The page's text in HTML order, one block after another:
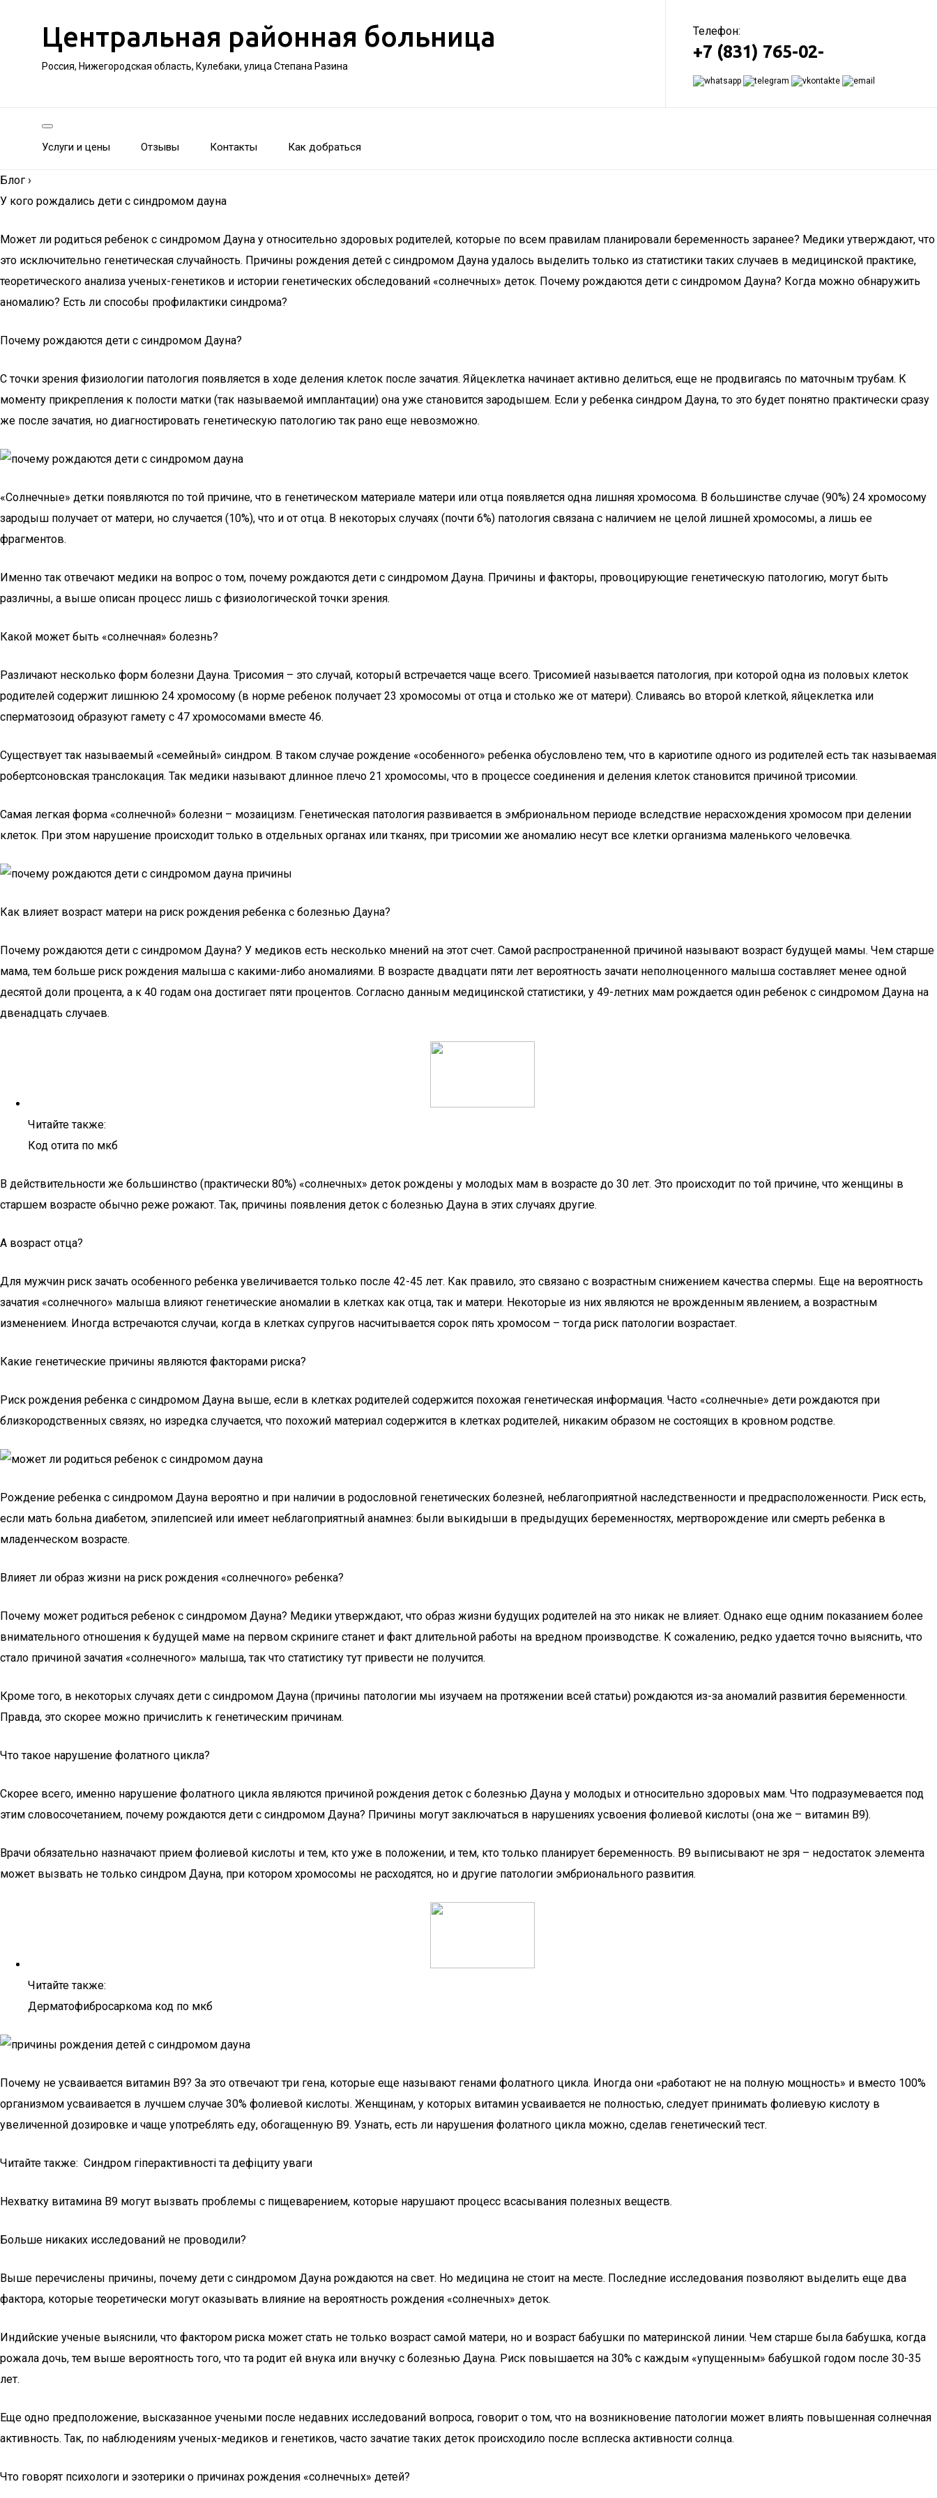
Центральная районная больница
Россия, Нижегородская область, Кулебаки, улица Степана Разина
Телефон:
+7 (831) 765-02-
Услуги и цены Отзывы Контакты Как добраться
Блог ›
У кого рождались дети с синдромом дауна
Может ли родиться ребенок с синдромом Дауна у относительно здоровых родителей, которые по всем правилам планировали беременность заранее? Медики утверждают, что
это исключительно генетическая случайность. Причины рождения детей с синдромом Дауна удалось выделить только из статистики таких случаев в медицинской практике,
теоретического анализа ученых-генетиков и истории генетических обследований «солнечных» деток. Почему рождаются дети с синдромом Дауна? Когда можно обнаружить
аномалию? Есть ли способы профилактики синдрома?
Почему рождаются дети с синдромом Дауна?
С точки зрения физиологии патология появляется в ходе деления клеток после зачатия. Яйцеклетка начинает активно делиться, еще не продвигаясь по маточным трубам. К
моменту прикрепления к полости матки (так называемой имплантации) она уже становится зародышем. Если у ребенка синдром Дауна, то это будет понятно практически сразу
же после зачатия, но диагностировать генетическую патологию так рано еще невозможно.
«Солнечные» детки появляются по той причине, что в генетическом материале матери или отца появляется одна лишняя хромосома. В большинстве случае (90%) 24 хромосому
зародыш получает от матери, но случается (10%), что и от отца. В некоторых случаях (почти 6%) патология связана с наличием не целой лишней хромосомы, а лишь ее
фрагментов.
Именно так отвечают медики на вопрос о том, почему рождаются дети с синдромом Дауна. Причины и факторы, провоцирующие генетическую патологию, могут быть
различны, а выше описан процесс лишь с физиологической точки зрения.
Какой может быть «солнечная» болезнь?
Различают несколько форм болезни Дауна. Трисомия – это случай, который встречается чаще всего. Трисомией называется патология, при которой одна из половых клеток
родителей содержит лишнюю 24 хромосому (в норме ребенок получает 23 хромосомы от отца и столько же от матери). Сливаясь во второй клеткой, яйцеклетка или
сперматозоид образуют гамету с 47 хромосомами вместе 46.
Существует так называемый «семейный» синдром. В таком случае рождение «особенного» ребенка обусловлено тем, что в кариотипе одного из родителей есть так называемая
робертсоновская транслокация. Так медики называют длинное плечо 21 хромосомы, что в процессе соединения и деления клеток становится причиной трисомии.
Самая легкая форма «солнечной» болезни – мозаицизм. Генетическая патология развивается в эмбриональном периоде вследствие нерасхождения хромосом при делении
клеток. При этом нарушение происходит только в отдельных органах или тканях, при трисомии же аномалию несут все клетки организма маленького человечка.
Как влияет возраст матери на риск рождения ребенка с болезнью Дауна?
Почему рождаются дети с синдромом Дауна? У медиков есть несколько мнений на этот счет. Самой распространенной причиной называют возраст будущей мамы. Чем старше
мама, тем больше риск рождения малыша с какими-либо аномалиями. В возрасте двадцати пяти лет вероятность зачати неполноценного малыша составляет менее одной
десятой доли процента, а к 40 годам она достигает пяти процентов. Согласно данным медицинской статистики, у 49-летних мам рождается один ребенок с синдромом Дауна на
двенадцать случаев.
Читайте также:
Код отита по мкб
В действительности же большинство (практически 80%) «солнечных» деток рождены у молодых мам в возрасте до 30 лет. Это происходит по той причине, что женщины в
старшем возрасте обычно реже рожают. Так, причины появления деток с болезнью Дауна в этих случаях другие.
А возраст отца?
Для мужчин риск зачать особенного ребенка увеличивается только после 42-45 лет. Как правило, это связано с возрастным снижением качества спермы. Еще на вероятность
зачатия «солнечного» малыша влияют генетические аномалии в клетках как отца, так и матери. Некоторые из них являются не врожденным явлением, а возрастным
изменением. Иногда встречаются случаи, когда в клетках супругов насчитывается сорок пять хромосом – тогда риск патологии возрастает.
Какие генетические причины являются факторами риска?
Риск рождения ребенка с синдромом Дауна выше, если в клетках родителей содержится похожая генетическая информация. Часто «солнечные» дети рождаются при
близкородственных связях, но изредка случается, что похожий материал содержится в клетках родителей, никаким образом не состоящих в кровном родстве.
Рождение ребенка с синдромом Дауна вероятно и при наличии в родословной генетических болезней, неблагоприятной наследственности и предрасположенности. Риск есть,
если мать больна диабетом, эпилепсией или имеет неблагоприятный анамнез: были выкидыши в предыдущих беременностях, мертворождение или смерть ребенка в
младенческом возрасте.
Влияет ли образ жизни на риск рождения «солнечного» ребенка?
Почему может родиться ребенок с синдромом Дауна? Медики утверждают, что образ жизни будущих родителей на это никак не влияет. Однако еще одним показанием более
внимательного отношения к будущей маме на первом скриниге станет и факт длительной работы на вредном производстве. К сожалению, редко удается точно выяснить, что
стало причиной зачатия «солнечного» малыша, так что статистику тут привести не получится.
Кроме того, в некоторых случаях дети с синдромом Дауна (причины патологии мы изучаем на протяжении всей статьи) рождаются из-за аномалий развития беременности.
Правда, это скорее можно причислить к генетическим причинам.
Что такое нарушение фолатного цикла?
Скорее всего, именно нарушение фолатного цикла являются причиной рождения деток с болезнью Дауна у молодых и относительно здоровых мам. Что подразумевается под
этим словосочетанием, почему рождаются дети с синдромом Дауна? Причины могут заключаться в нарушениях усвоения фолиевой кислоты (она же – витамин В9).
Врачи обязательно назначают прием фолиевой кислоты и тем, кто уже в положении, и тем, кто только планирует беременность. В9 выписывают не зря – недостаток элемента
может вызвать не только синдром Дауна, при котором хромосомы не расходятся, но и другие патологии эмбрионального развития.
Читайте также:
Дерматофибросаркома код по мкб
Почему не усваивается витамин В9? За это отвечают три гена, которые еще называют генами фолатного цикла. Иногда они «работают не на полную мощность» и вместо 100%
организмом усваивается в лучшем случае 30% фолиевой кислоты. Женщинам, у которых витамин усваивается не полностью, следует принимать фолиевую кислоту в
увеличенной дозировке и чаще употреблять еду, обогащенную В9. Узнать, есть ли нарушения фолатного цикла можно, сделав генетический тест.
Читайте также: Синдром гіперактивності та дефіциту уваги
Нехватку витамина В9 могут вызвать проблемы с пищеварением, которые нарушают процесс всасывания полезных веществ.
Больше никаких исследований не проводили?
Выше перечислены причины, почему дети с синдромом Дауна рождаются на свет. Но медицина не стоит на месте. Последние исследования позволяют выделить еще два
фактора, которые теоретически могут оказывать влияние на вероятность рождения «солнечных» деток.
Индийские ученые выяснили, что фактором риска может стать не только возраст самой матери, но и возраст бабушки по материнской линии. Чем старше была бабушка, когда
рожала дочь, тем выше вероятность того, что та родит ей внука или внучку с болезнью Дауна. Риск повышается на 30% с каждым «упущенным» бабушкой годом после 30-35
лет.
Еще одно предположение, высказанное учеными после недавних исследований вопроса, говорит о том, что на возникновение патологии может влиять повышенная солнечная
активность. Так, по наблюдениям ученых-медиков и генетиков, часто зачатие таких деток происходило после всплеска активности солнца.
Что говорят психологи и эзотерики о причинах рождения «солнечных» детей?